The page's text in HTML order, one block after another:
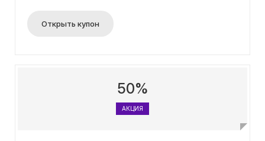
Открыть купон
50%
АКЦИЯ